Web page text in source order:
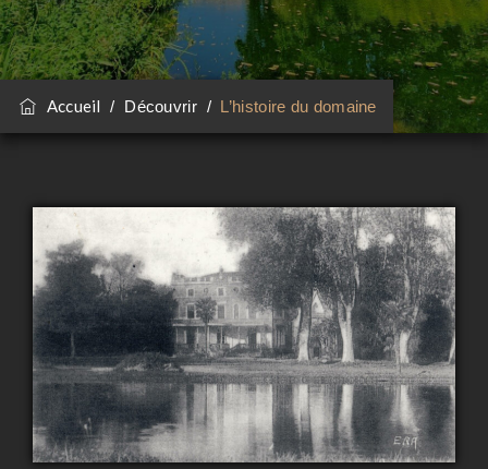
Accueil / Découvrir/ L’histoire du domaine